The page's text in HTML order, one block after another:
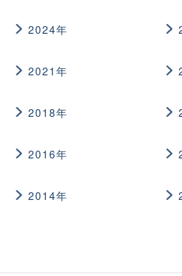
2024年
2021年
2018年
2016年
2014年